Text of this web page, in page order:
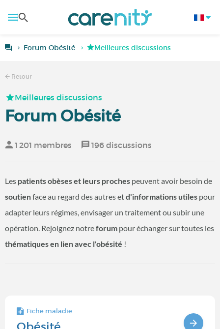
Forum Obésité Meilleures discussions
Retour
Meilleures discussions
Forum Obésité
1 201 membres 196 discussions
Les patients obèses et leurs proches peuvent avoir besoin de
soutienface au regard des autres etd'informations utiles pour
adapter leurs régimes, envisager un traitement ou subir une
opération. Rejoignez notreforum pour échanger sur toutes les
thématiques en lien avec l'obésité !
Fiche maladie